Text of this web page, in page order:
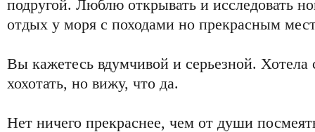
подругой. Люблю открывать и исследовать
отдых у моря с походами но прекрасным
Вы кажетесь вдумчивой и серьезной. Хотела
хохотать, но вижу, что да.
Нет ничего прекраснее, чем от души